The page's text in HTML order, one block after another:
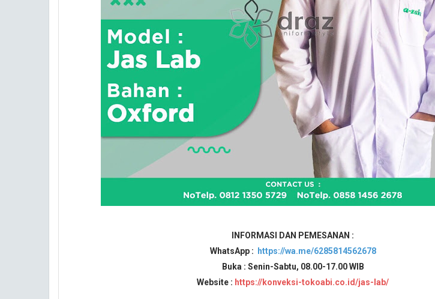
INFORMASI DAN PEMESANAN :
WhatsApp :
https://wa.me/6285814562678
Buka : Senin-Sabtu, 08.00-17.00 WIB
Website : https://konveksi-tokoabi.co.id/jas-lab/